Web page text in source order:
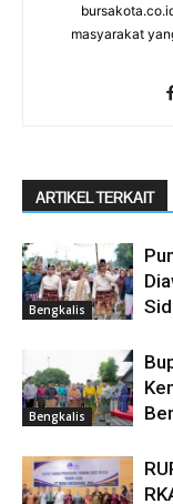
masyarakat
ARTIKEL TERKAIT
Bengkalis
Bengkalis